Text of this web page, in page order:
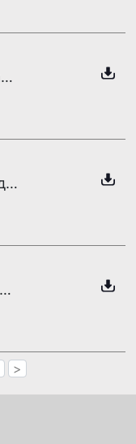
Уучлаарай, Би амарч байна
Борооны үнэр /дахилт/
Амьдралын бэлэг (дахилт)
>